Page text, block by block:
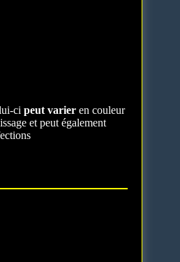
ci peut varier en couleur
et peut également